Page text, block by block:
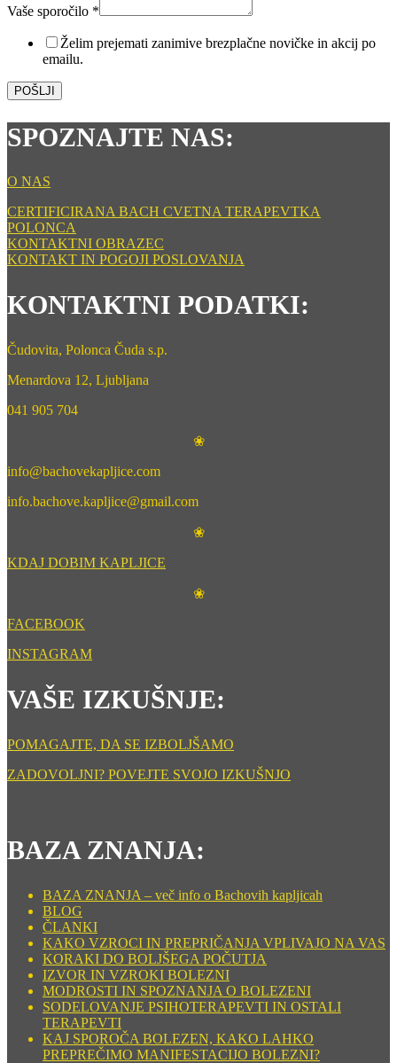
Vaš
Vaše sporočilo *
Želim prejemati zanimive brezplačne novičke in akcij po
emailu.
POŠLJI
SPOZNAJTE NAS:
O NAS
CERTIFICIRANA BACH CVETNA TERAPEVTKA
POLONCA
KONTAKTNI OBRAZEC
KONTAKT IN POGOJI POSLOVANJA
KONTAKTNI PODATKI:
Čudovita, Polonca Čuda s.p.
Menardova 12, Ljubljana
041 905 704
❀
info@bachovekapljice.com
info.bachove.kapljice@gmail.com
❀
KDAJ DOBIM KAPLJICE
❀
FACEBOOK
INSTAGRAM
VAŠE IZKUŠNJE:
POMAGAJTE, DA SE IZBOLJŠAMO
ZADOVOLJNI? POVEJTE SVOJO IZKUŠNJO
BAZA ZNANJA:
BAZA ZNANJA – več info o Bachovih kapljicah
BLOG
ČLANKI
KAKO VZROCI IN PREPRIČANJA VPLIVAJO NA VAS
KORAKI DO BOLJŠEGA POČUTJA
IZVOR IN VZROKI BOLEZNI
MODROSTI IN SPOZNANJA O BOLEZENI
SODELOVANJE PSIHOTERAPEVTI IN OSTALI
TERAPEVTI
KAJ SPOROČA BOLEZEN, KAKO LAHKO
PREPREČIMO MANIFESTACIJO BOLEZNI?